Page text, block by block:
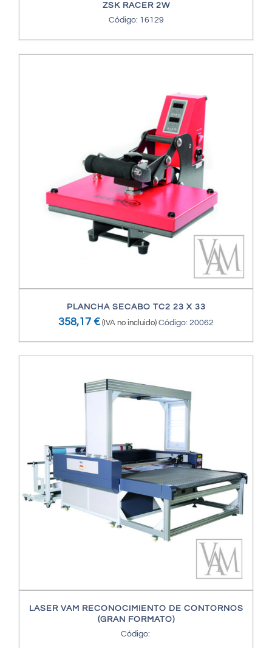
ZSK RACER 2W
Código: 16129
PLANCHA SECABO TC2 23 X 33
358,17 € (IVA no incluido) Código: 20062
LASER VAM RECONOCIMIENTO DE CONTORNOS
(GRAN FORMATO)
Código: